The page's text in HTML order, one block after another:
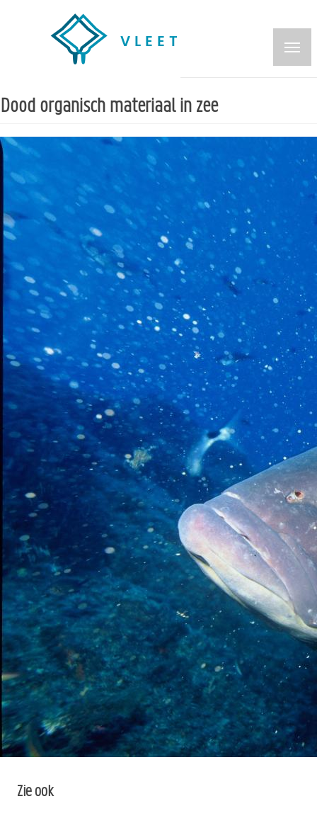
inhoud
Dood organisch materiaal in zee
Zie ook